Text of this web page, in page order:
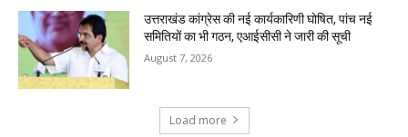
उत्तराखंड कांग्रेस की नई कार्यकारिणी घोषित, पांच नई
समितियों का भी गठन, एआईसीसी ने जारी की सूची
August 7, 2026
Load more